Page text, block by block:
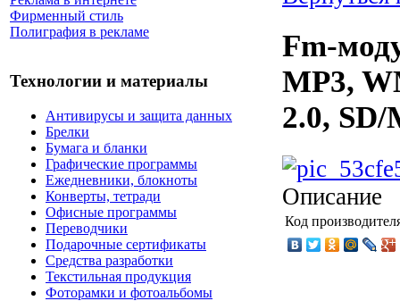
Фирменный стиль
Полиграфия в рекламе
Технологии и материалы
Антивирусы и защита данных
Брелки
Бумага и бланки
Графические программы
Ежедневники, блокноты
Конверты, тетради
Офисные программы
Переводчики
Подарочные сертификаты
Средства разработки
Текстильная продукция
Фоторамки и фотоальбомы
Fm-
MP3,
2.0,
Описание
Код